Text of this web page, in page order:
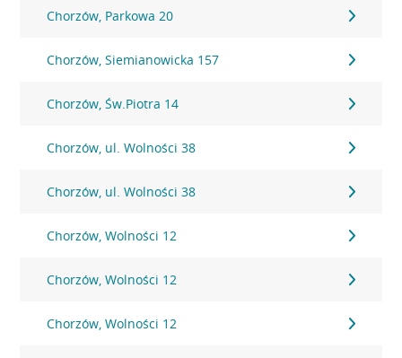
Chorzów, Parkowa 20
Chorzów, Siemianowicka 157
Chorzów, Św.Piotra 14
Chorzów, ul. Wolności 38
Chorzów, ul. Wolności 38
Chorzów, Wolności 12
Chorzów, Wolności 12
Chorzów, Wolności 12